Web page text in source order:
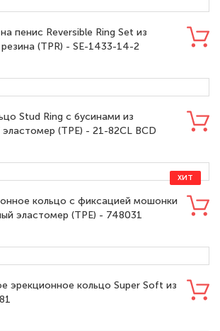
пенис Reversible Ring Set из
(TPR) - SE-1433-14-2
Stud Ring с бусинами из
(TPE) - 21-82CL BCD
ХИТ
кольцо с фиксацией мошонки
эластомер (TPE) - 748031
эрекционное кольцо Super Soft из